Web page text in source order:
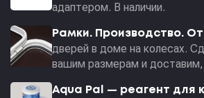
адаптером. В наличии.
Рамки. Производство. От
дверей в доме на колесах.
вашим размерам и
Aqua Pal — pеагент для